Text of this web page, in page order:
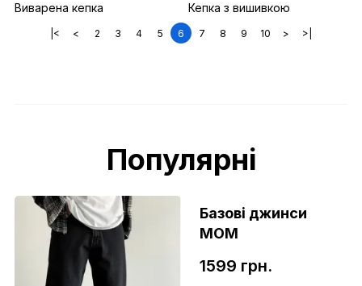
Виварена кепка Кепка з вишивкою
|< < 2 3 4 5 6 7 8 9 10 > >|
Популярні
Базові джинси
МОМ
1599 грн.